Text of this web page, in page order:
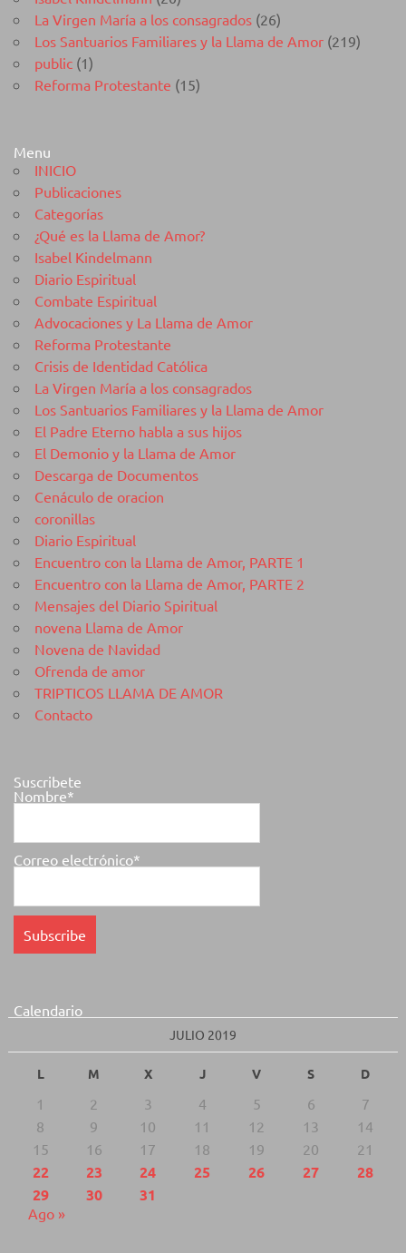
La Virgen María a los consagrados (26)
Los Santuarios Familiares y la Llama de Amor (219)
public (1)
Reforma Protestante (15)
Menu
INICIO
Publicaciones
Categorías
¿Qué es la Llama de Amor?
Isabel Kindelmann
Diario Espiritual
Combate Espiritual
Advocaciones y La Llama de Amor
Reforma Protestante
Crisis de Identidad Católica
La Virgen María a los consagrados
Los Santuarios Familiares y la Llama de Amor
El Padre Eterno habla a sus hijos
El Demonio y la Llama de Amor
Descarga de Documentos
Cenáculo de oracion
coronillas
Diario Espiritual
Encuentro con la Llama de Amor, PARTE 1
Encuentro con la Llama de Amor, PARTE 2
Mensajes del Diario Spiritual
novena Llama de Amor
Novena de Navidad
Ofrenda de amor
TRIPTICOS LLAMA DE AMOR
Contacto
Suscribete
Nombre*
Correo electrónico*
Calendario
JULIO 2019
L M X J V S D
1 2 3 4 5 6
7
8
9 10 11 12 13
14
15
16 17 18 19 20 21
22 23 24 25 26 27
28
29
30 31
Ago »